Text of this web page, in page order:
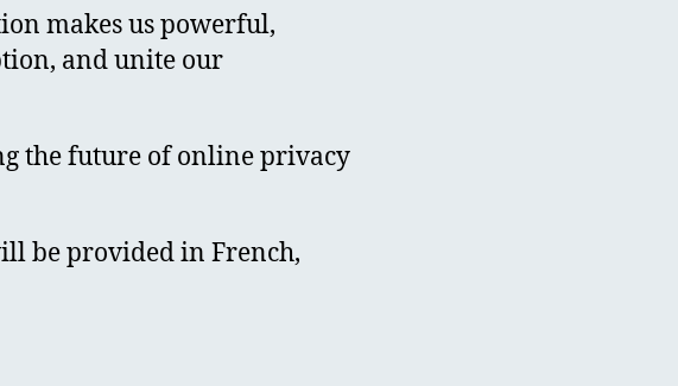
makes us powerful,
and unite our
the future of online privacy
be provided in French,